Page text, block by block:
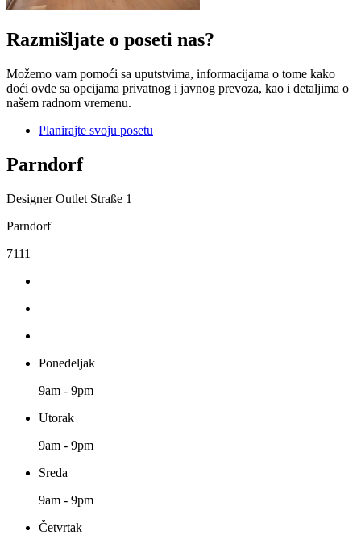
Razmišljate o poseti nas?
Možemo vam pomoći sa uputstvima, informacijama o tome kako
doći ovde sa opcijama privatnog i javnog prevoza, kao i detaljima o
našem radnom vremenu.
Planirajte svoju posetu
Parndorf
Designer Outlet Straße 1
Parndorf
7111
Ponedeljak
9am - 9pm
Utorak
9am - 9pm
Sreda
9am - 9pm
Četvrtak